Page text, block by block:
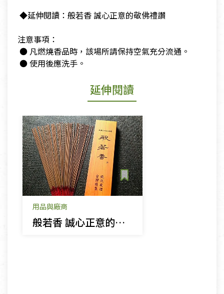
​ ◆延伸閱讀：般若香 誠心正意的敬佛禮讚
​注意事項：
​ ​● 凡燃燒香品時，該場所請保持空氣充分流通。
​ ​● 使用後應洗手。
延伸閱讀
用品與廠商
般若香 誠心正意的敬佛禮讚